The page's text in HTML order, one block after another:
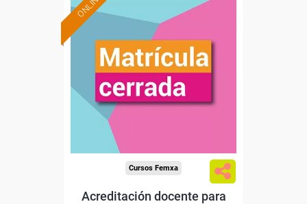
Cursos Femxa
Acreditación docente para